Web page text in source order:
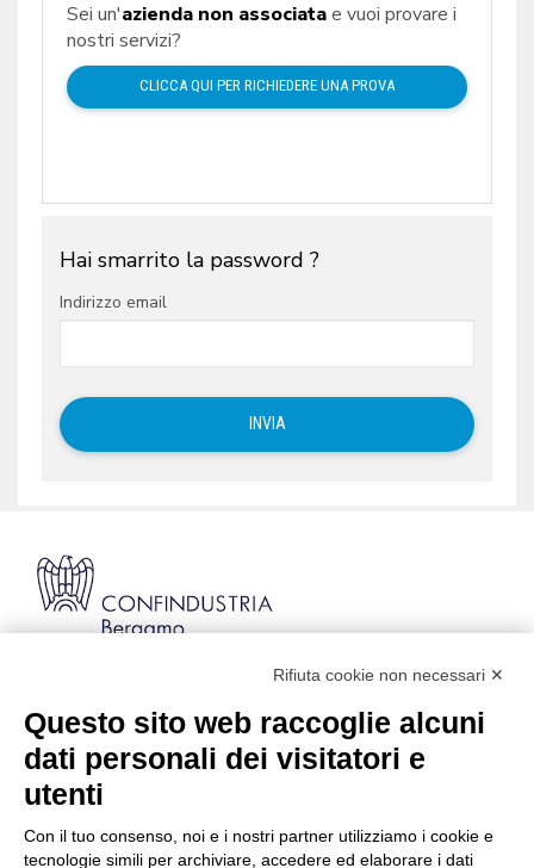
Sei un'azienda non associatae vuoi provare i
nostri servizi?
CLICCA QUI PER RICHIEDERE UNA PROVA
Hai smarrito la password ?
Indirizzo email
Codice Fiscale: 80021750163 | PEC:
info@pec.confindustriabergamo.it
CONFINDUSTRIA BERGAMO
Rifiuta cookie non necessari ✕
Questo sito web raccoglie alcuni
dati personali dei visitatori e
utenti
Con il tuo consenso, noi e i nostri partner utilizziamo i cookie e
tecnologie simili per archiviare, accedere ed elaborare i dati